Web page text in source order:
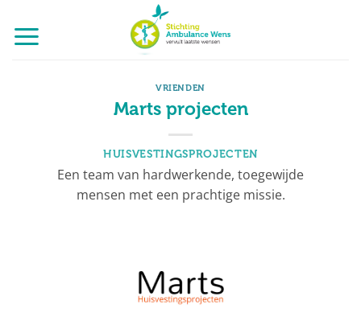
naar
inhoud
VRIENDEN
Marts projecten
HUISVESTINGSPROJECTEN
Een team van hardwerkende, toegewijde
mensen met een prachtige missie.